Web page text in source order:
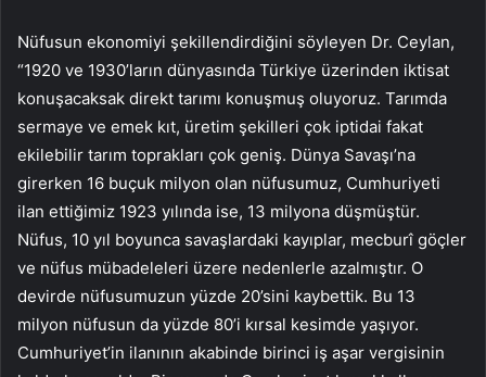
Nüfusun ekonomiyi şekillendirdiğini söyleyen Dr. Ceylan,
“1920 ve 1930’ların dünyasında Türkiye üzerinden iktisat
konuşacaksak direkt tarımı konuşmuş oluyoruz. Tarımda
sermaye ve emek kıt, üretim şekilleri çok iptidai fakat
ekilebilir tarım toprakları çok geniş. Dünya Savaşı’na
girerken 16 buçuk milyon olan nüfusumuz, Cumhuriyeti
ilan ettiğimiz 1923 yılında ise, 13 milyona düşmüştür.
Nüfus, 10 yıl boyunca savaşlardaki kayıplar, mecburî göçler
ve nüfus mübadeleleri üzere nedenlerle azalmıştır. O
devirde nüfusumuzun yüzde 20’sini kaybettik. Bu 13
milyon nüfusun da yüzde 80’i kırsal kesimde yaşıyor.
Cumhuriyet’in ilanının akabinde birinci iş aşar vergisinin